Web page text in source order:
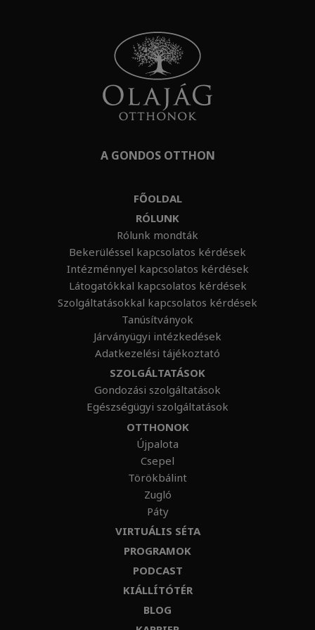
A GONDOS OTTHON
FŐOLDAL
RÓLUNK
Rólunk mondták
Bekerüléssel kapcsolatos kérdések
Intézménnyel kapcsolatos kérdések
Látogatókkal kapcsolatos kérdések
Szolgáltatásokkal kapcsolatos kérdések
Tanúsítványok
Járványügyi intézkedések
Adatkezelési tájékoztató
SZOLGÁLTATÁSOK
Gondozási szolgáltatások
Egészségügyi szolgáltatások
OTTHONOK
Újpalota
Csepel
Törökbálint
Zugló
Páty
VIRTUÁLIS SÉTA
PROGRAMOK
PODCAST
KIÁLLÍTÓTÉR
BLOG